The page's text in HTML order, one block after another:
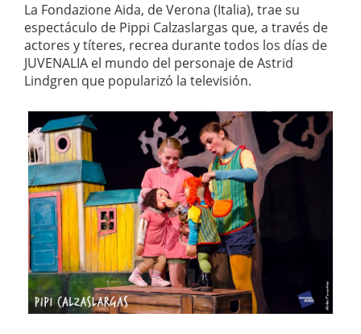
La Fondazione Aida, de Verona (Italia), trae su
espectáculo de Pippi Calzaslargas que, a través de
actores y títeres, recrea durante todos los días de
JUVENALIA el mundo del personaje de Astrid
Lindgren que popularizó la televisión.